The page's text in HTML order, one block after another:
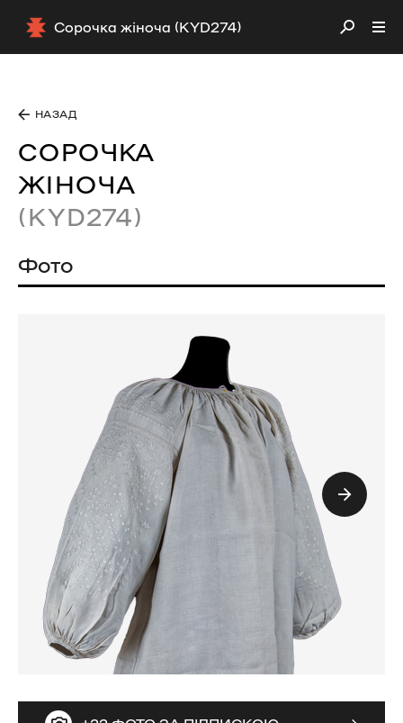
Сорочка жіноча (KYD274)
НАЗАД
СОРОЧКА
ЖІНОЧА
(KYD274)
Фото